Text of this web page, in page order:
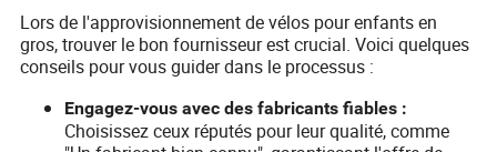
Lors de l'approvisionnement de vélos pour enfants en
gros, trouver le bon fournisseur est crucial. Voici quelques
conseils pour vous guider dans le processus :
Engagez-vous avec des fabricants fiables :
Choisissez ceux réputés pour leur qualité, comme